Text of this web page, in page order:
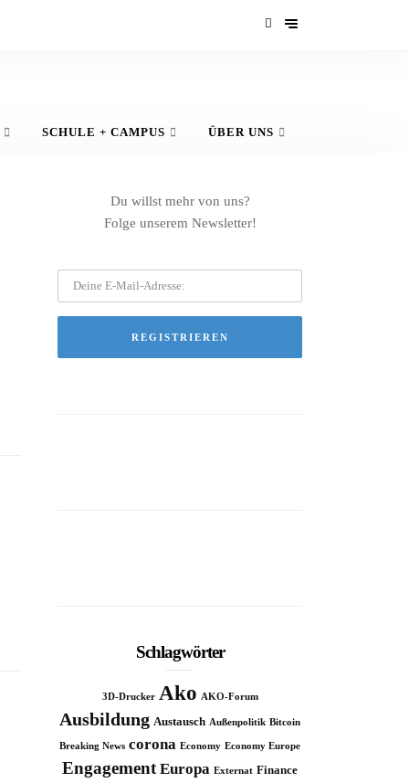
SCHULE + CAMPUS ÜBER UNS
Du willst mehr von uns?
Folge unserem Newsletter!
Schlagwörter
3D-Drucker Ako AKO-Forum
Ausbildung Austausch Außenpolitik Bitcoin
Breaking News corona Economy Economy Europe
Engagement Europa Externat Finance